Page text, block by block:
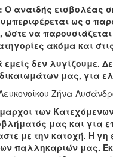
Ο αναιδής εισβολέας
ως ο
ώστε να
ακόμα και
δεν λυγίζουμε.
μας, για
Ζήνα
των
μας και για
με την κατοχή. Η γη
παλληκαριών μας.